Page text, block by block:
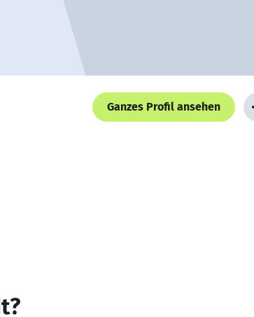
Ganzes Profil ansehen